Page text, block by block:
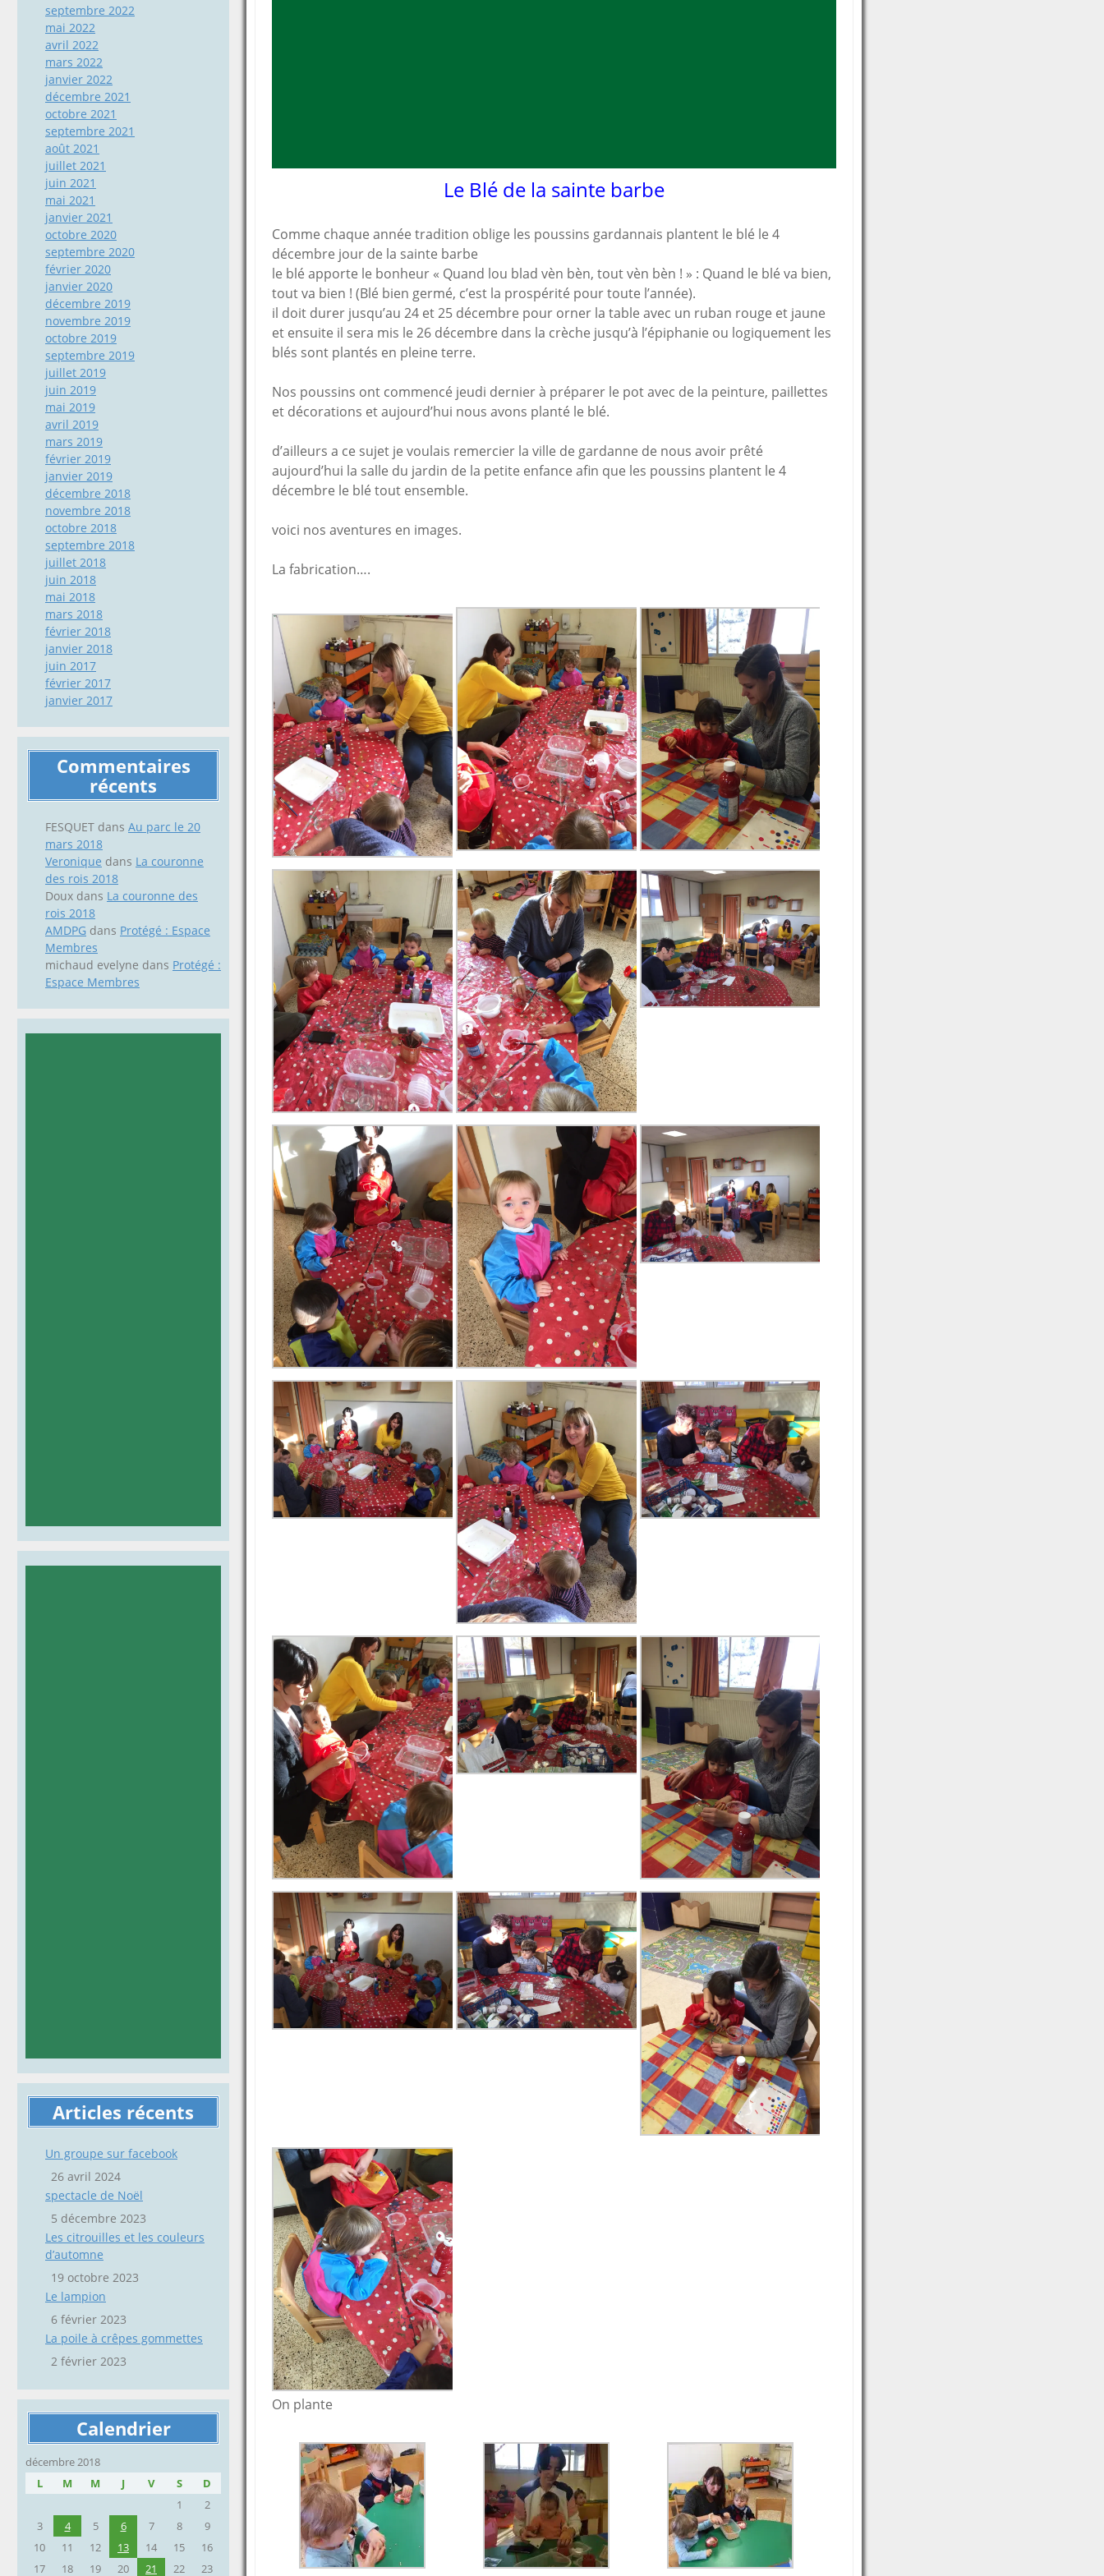
septembre 2022
mai 2022
avril 2022
mars 2022
janvier 2022
décembre 2021
octobre 2021
septembre 2021
août 2021
juillet 2021
juin 2021
mai 2021
janvier 2021
octobre 2020
septembre 2020
février 2020
janvier 2020
décembre 2019
novembre 2019
octobre 2019
septembre 2019
juillet 2019
juin 2019
mai 2019
avril 2019
mars 2019
février 2019
janvier 2019
décembre 2018
novembre 2018
octobre 2018
septembre 2018
juillet 2018
juin 2018
mai 2018
mars 2018
février 2018
janvier 2018
juin 2017
février 2017
janvier 2017
Commentaires
récents
FESQUET dans Au parc le 20
mars 2018
Veronique dans La couronne
des rois 2018
Doux dans La couronne des
rois 2018
AMDPG dans Protégé : Espace
Membres
michaud evelyne dans Protégé :
Espace Membres
Articles récents
Un groupe sur facebook
26 avril 2024
spectacle de Noël
5 décembre 2023
Les citrouilles et les couleurs
d’automne
19 octobre 2023
Le lampion
6 février 2023
La poile à crêpes gommettes
2 février 2023
Calendrier
décembre 2018
L
M M J V S
D
1
2
3
4 5 6 7 8
9
10
11 12 13 14 15
16
17
18 19 20 21 22 23
Le Blé de la sainte barbe
Comme chaque année tradition oblige les poussins gardannais plantent le blé le 4
décembre jour de la sainte barbe
le blé apporte le bonheur « Quand lou blad vèn bèn, tout vèn bèn ! » : Quand le blé va bien,
tout va bien ! (Blé bien germé, c’est la prospérité pour toute l’année).
il doit durer jusqu’au 24 et 25 décembre pour orner la table avec un ruban rouge et jaune
et ensuite il sera mis le 26 décembre dans la crèche jusqu’à l’épiphanie ou logiquement les
blés sont plantés en pleine terre.
Nos poussins ont commencé jeudi dernier à préparer le pot avec de la peinture, paillettes
et décorations et aujourd’hui nous avons planté le blé.
d’ailleurs a ce sujet je voulais remercier la ville de gardanne de nous avoir prêté
aujourd’hui la salle du jardin de la petite enfance afin que les poussins plantent le 4
décembre le blé tout ensemble.
voici nos aventures en images.
La fabrication….
On plante